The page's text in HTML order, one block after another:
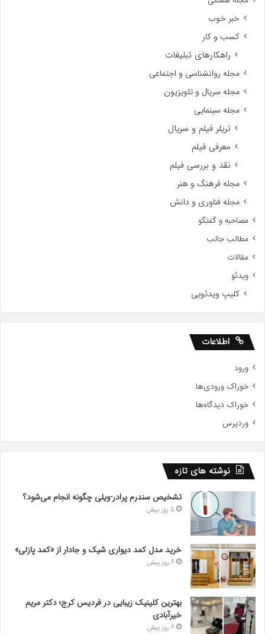
خبر خوب
کسب و کار
راهکارهای تبلیغات
مجله روانشناسی و اجتماعی
مجله سریال و تلویزیون
مجله سینمایی
تریلر فیلم و سریال
معرفی فیلم
نقد و بررسی فیلم
مجله فرهنگ و هنر
مجله فناوری و دانش
مصاحبه و گفتگو
مطالب جالب
مقالات
ویدئو
کلیپ ویدئویی
اطلاعات
ورود
خوراک ورودی‌ها
خوراک دیدگاه‌ها
وردپرس
نوشته های تازه
تشخیص سندرم پرادر-ویلی چگونه انجام می‌شود؟
5 روز پیش
خرید مدل کمد دیواری شیک و جادار از «کمد پازلی»
6 روز پیش
بهترین کلینیک زیبایی در فردیس کرج؛ دکتر مریم
خیرآبادی
6 روز پیش